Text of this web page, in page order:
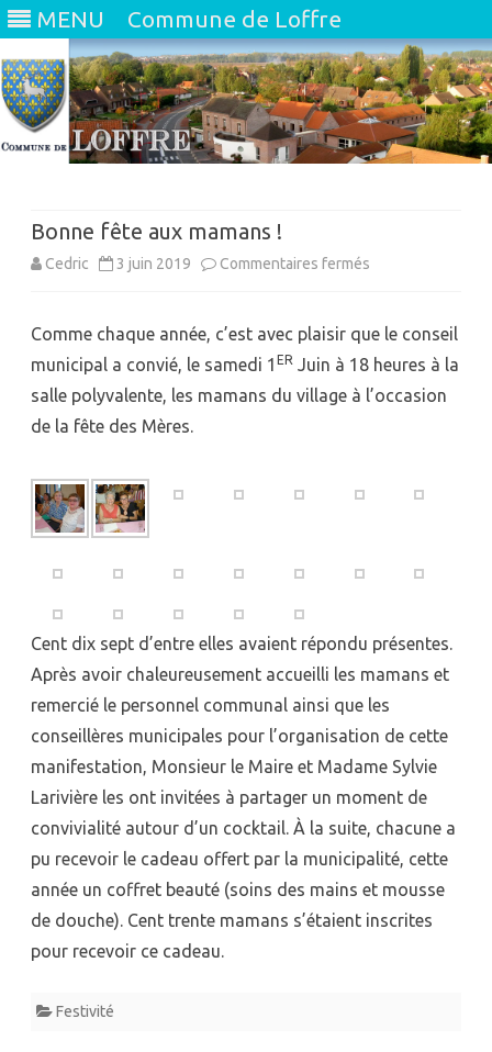
MENU Commune de Loffre
Bonne fête aux mamans !
Cedric 3 juin 2019 Commentaires fermés
fête
Comme chaque année, c’est avec plaisir que le conseil
municipal a convié, le samedi 1 ER Juin à 18 heures à la
salle polyvalente, les mamans du village à l’occasion
de la fête des Mères.
Cent dix sept d’entre elles avaient répondu présentes.
Après avoir chaleureusement accueilli les mamans et
remercié le personnel communal ainsi que les
conseillères municipales pour l’organisation de cette
manifestation, Monsieur le Maire et Madame Sylvie
Larivière les ont invitées à partager un moment de
convivialité autour d’un cocktail. À la suite, chacune a
pu recevoir le cadeau offert par la municipalité, cette
année un coffret beauté (soins des mains et mousse
de douche). Cent trente mamans s’étaient inscrites
pour recevoir ce cadeau.
Festivité